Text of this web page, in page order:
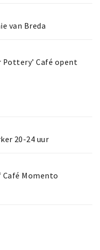
van Breda
Pottery’ Café opent
20-24 uur
Momento